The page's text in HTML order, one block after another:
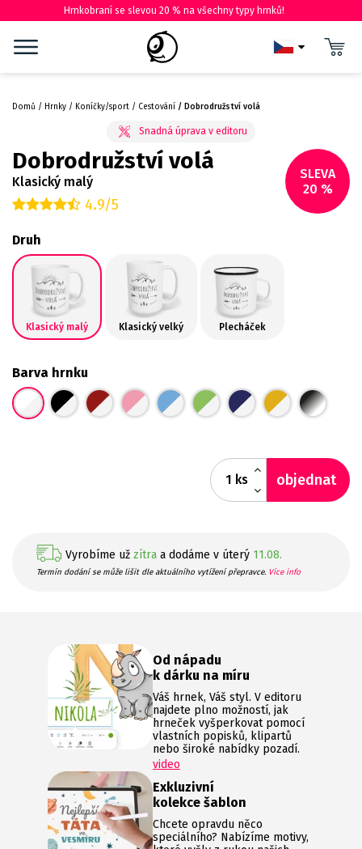
Hrnkobraní se slevou 20 % na všechny typy hrnků!
Domů Hrnky Koníčky/sport Cestování Dobrodružství volá
SLEVA
20 %
Dobrodružství volá
Klasický malý
4.9/5
Druh
Klasický malý Klasický velký Plecháček
Barva hrnku
ks objednat
Vyrobíme už zítra a dodáme v úterý 11.08.
Termín dodání se může lišit dle aktuálního vytížení přepravce. Více info
Od nápadu
k dárku na míru
Váš hrnek, Váš styl. V editoru
najdete plno možností, jak
hrneček vyšperkovat pomocí
vlastních popisků, klipartů
nebo široké nabídky pozadí.
video
Exkluzivní
kolekce šablon
Chcete opravdu něco
speciálního? Nabízíme motivy,